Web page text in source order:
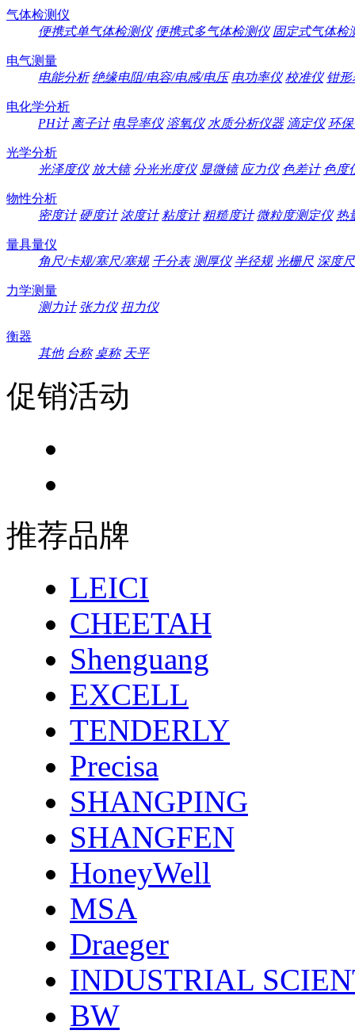
气体检测仪
便携式单气体检测仪 便携式多气体检测仪 固定式气体检
电气测量
电能分析 绝缘电阻/电容/电感/电压 电功率仪 校准仪 钳形
电化学分析
PH计 离子计 电导率仪 溶氧仪 水质分析仪器 滴定仪 环
光学分析
光泽度仪 放大镜 分光光度仪 显微镜 应力仪 色差计 色度
物性分析
密度计 硬度计 浓度计 粘度计 粗糙度计 微粒度测定仪 热
量具量仪
角尺/卡规/塞尺/塞规 千分表 测厚仪 半径规 光栅尺 深度尺
力学测量
测力计 张力仪 扭力仪
衡器
其他 台称 桌称 天平
促销活动
推荐品牌
LEICI
CHEETAH
Shenguang
EXCELL
TENDERLY
Precisa
SHANGPING
SHANGFEN
HoneyWell
MSA
Draeger
INDUSTRIAL
BW